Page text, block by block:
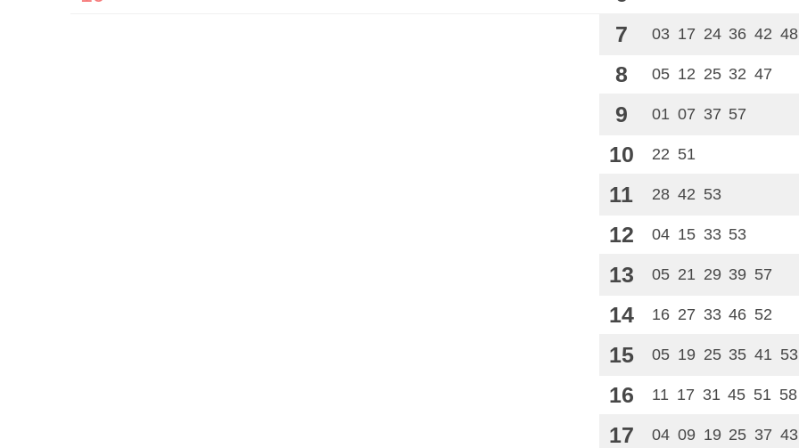
7 03 17 24 36 42 48
8 05 12 25 32 47
9 01 07 37 57
10 22 51
11 28 42 53
12 04 15 33 53
13 05 21 29 39 57
14 16 27 33 46 52
15 05 19 25 35 41 53
16 11 17 31 45 51 58
17 04 09 19 25 37 43